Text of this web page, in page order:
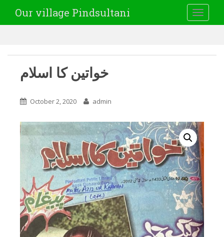
Our village Pindsultani
خواتین کا اسلام
October 2, 2020 admin